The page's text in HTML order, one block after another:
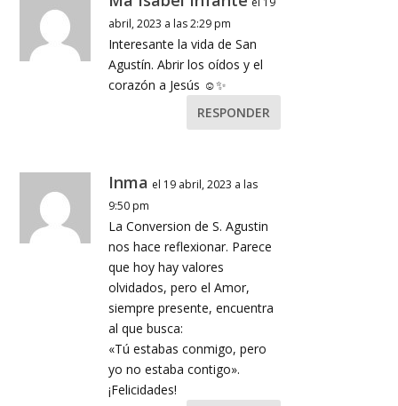
abril, 2023 a las 2:29 pm
Interesante la vida de San
Agustín. Abrir los oídos y el
corazón a Jesús ☺️✨
RESPONDER
Inma el 19 abril, 2023 a las
9:50 pm
La Conversion de S. Agustin
nos hace reflexionar. Parece
que hoy hay valores
olvidados, pero el Amor,
siempre presente, encuentra
al que busca:
«Tú estabas conmigo, pero
yo no estaba contigo».
¡Felicidades!